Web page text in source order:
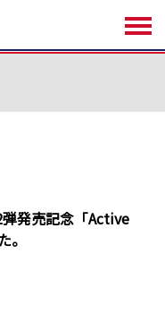
発売記念「Active
。